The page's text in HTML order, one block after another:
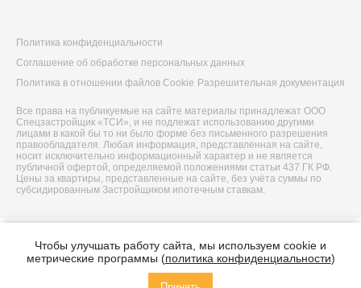
Политика конфиденциальности
Соглашение об обработке персональных данных
Политика в отношении файлов Cookie Разрешительная документация
Все права на публикуемые на сайте материалы принадлежат ООО
Спецзастройщик «ТСИ», и не подлежат использованию другими
лицами в какой бы то ни было форме без письменного разрешения
правообладателя. Любая информация, представленная на сайте,
носит исключительно информационный характер и не является
публичной офертой, определяемой положениями статьи 437 ГК РФ.
Цены за квартиры, представленные на сайте, без учёта суммы по
субсидированным Застройщиком ипотечным ставкам.
Построено в
Чтобы улучшать работу сайта, мы используем cookie и
метрические программы (политика конфиденциальности)